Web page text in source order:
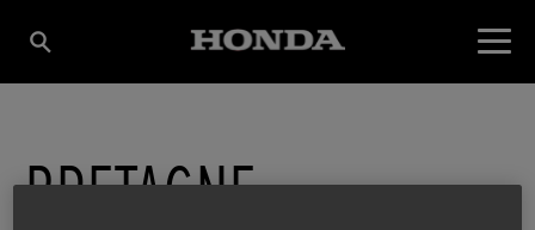
BRETAGNE